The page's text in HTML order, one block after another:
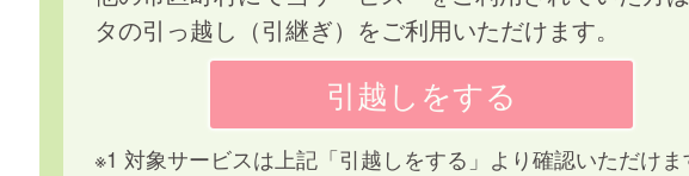
タの引っ越し（引継ぎ）をご利用いただけます。
※1 対象サービスは上記「引越しをする」より確認いただけま